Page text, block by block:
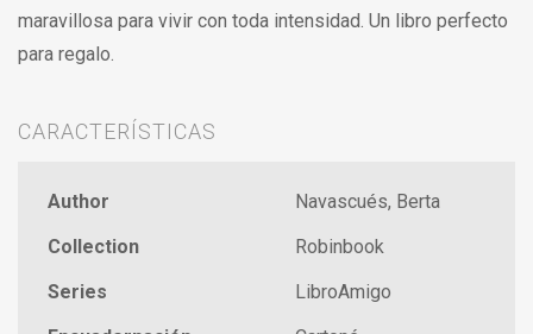
maravillosa para vivir con toda intensidad. Un libro perfecto
para regalo.
CARACTERÍSTICAS
Author
Navascués, Berta
Collection
Robinbook
Series
LibroAmigo